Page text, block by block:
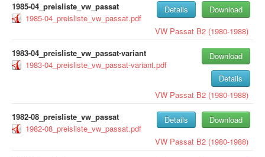
1985-04_preisliste_vw_passat
1985-04_preisliste_vw_passat.pdf
Download
Details
VW Passat B2 (1980-1988)
1983-04_preisliste_vw_passat-variant
1983-04_preisliste_vw_passat-variant.pdf
Download
Details
VW Passat B2 (1980-1988)
1982-08_preisliste_vw_passat
1982-08_preisliste_vw_passat.pdf
Download
Details
VW Passat B2 (1980-1988)